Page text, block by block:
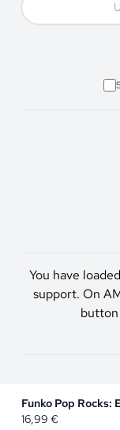
16,99€
You have
support. On
Artmen